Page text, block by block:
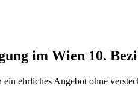
im Wien 10.
ehrliches Angebot ohne